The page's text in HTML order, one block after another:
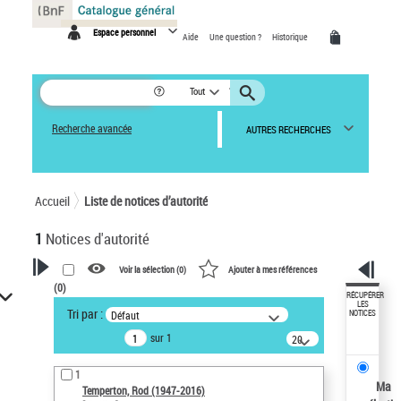
Espace personnel Aide Une question ? Historique
Tout
Recherche avancée AUTRES RECHERCHES
Accueil Liste de notices d’autorité
1 Notices d'autorité
VOTRE RECHERCHE
Recherche avancée dans les
notices d’autorité
Œuvres liées à l'auteur :
Temperton, Rod (1947-2016)
Voir la sélection (0) Ajouter à mes références
(0)
Tri par : Défaut
sur 1
20
résultats/page
1
Temperton, Rod (1947-2016)
RÉCUPÉRER
LES
NOTICES
Ma
Panneau de gestion des cookies